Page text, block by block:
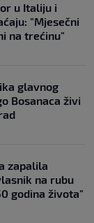
u Italiju i
"Mjesečni
na trećinu"
glavnog
Bosanaca živi
zapalila
na rubu
godina života"